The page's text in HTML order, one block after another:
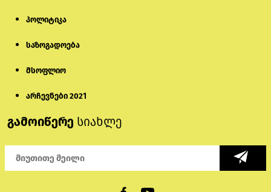
პოლიტიკა
საზოგადოება
მსოფლიო
არჩევნები 2021
გამოიწერე სიახლე